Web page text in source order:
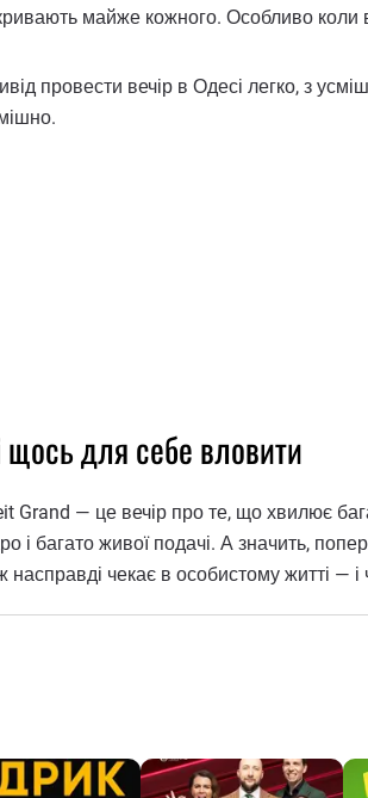
майже кожного. Особливо
провести вечір в Одесі легко, з
щось для себе вловити
— це вечір про те, що хвилює
і багато живої подачі. А значить,
чекає в особистому житті —